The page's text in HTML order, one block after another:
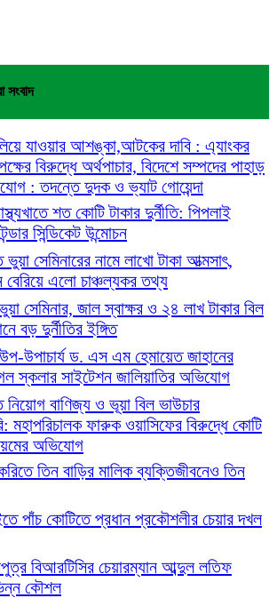
সংবাদ
যাওয়ার আশঙ্কা,আটকের দাবি : এ্যাংকর
বিরুদ্ধে অর্থপাচার, বিদেশে সম্পদের পাহাড়
: তদন্তে দুদক ও ভ্যাট গোয়েন্দা
শত কোটি টাকার দুর্নীতি: পিপলাই
সিন্ডিকেট উন্মোচন
সেমিনারের নামে লাখো টাকা আত্মসাৎ,
বেরিয়ে এলো চাঞ্চল্যকর তথ্য
সেমিনার, জাল স্বাক্ষর ও ২৪ লাখ টাকার বিল
বড় দুর্নীতির ইঙ্গিত
উপাচার্য ড. এস এম হেমায়েত জাহানের
স্কলার সাইটেশন জালিয়াতির অভিযোগ
বাণিজ্য ও ভূয়া বিল ভাউচার
মহাপরিচালক ফারুক ওয়াসিফের বিরুদ্ধে কোটি
অভিযোগ
তিন বাড়ির মালিক ব্যক্তিজীবনেও তিন
পাঁচ কোটিতে প্রধান প্রকৌশলীর চেয়ার দখল
বিআরটিসির চেয়ারম্যান আব্দুল লতিফ
কৌশল